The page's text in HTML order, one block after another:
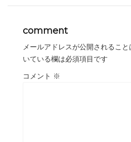
comment
メールアドレスが公開されること
いている欄は必須項目です
コメント ※